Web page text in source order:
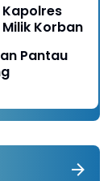
Korban
Pantau